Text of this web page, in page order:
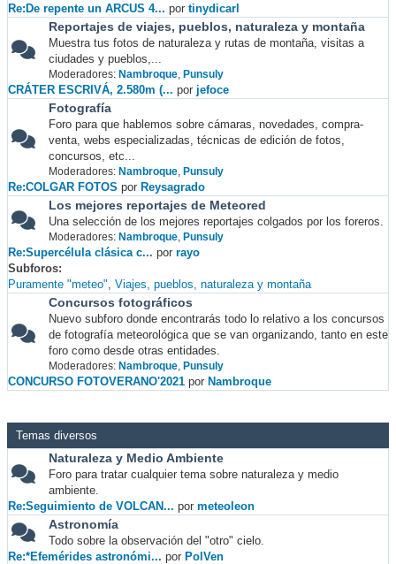
Re:De repente un ARCUS 4... por tinydicarl
Reportajes de viajes, pueblos, naturaleza y montaña
Muestra tus fotos de naturaleza y rutas de montaña, visitas a
ciudades y pueblos,...
Moderadores: Nambroque, Punsuly
CRÁTER ESCRIVÁ, 2.580m (... por jefoce
Fotografía
Foro para que hablemos sobre cámaras, novedades, compra-
venta, webs especializadas, técnicas de edición de fotos,
concursos, etc...
Moderadores: Nambroque, Punsuly
Re:COLGAR FOTOS por Reysagrado
Los mejores reportajes de Meteored
Una selección de los mejores reportajes colgados por los foreros.
Moderadores: Nambroque, Punsuly
Re:Supercélula clásica c... por rayo
Subforos
Puramente "meteo" Viajes, pueblos, naturaleza y montaña
Concursos fotográficos
Nuevo subforo donde encontrarás todo lo relativo a los concursos
de fotografía meteorológica que se van organizando, tanto en este
foro como desde otras entidades.
Moderadores: Nambroque, Punsuly
CONCURSO FOTOVERANO'2021 por Nambroque
Temas diversos
Naturaleza y Medio Ambiente
Foro para tratar cualquier tema sobre naturaleza y medio
ambiente.
Re:Seguimiento de VOLCAN... por meteoleon
Astronomía
Todo sobre la observación del "otro" cielo.
Re:*Efemérides astronómi... por PolVen